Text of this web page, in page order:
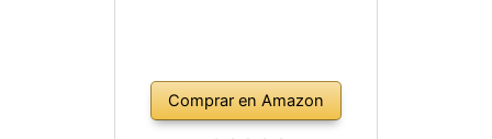
Comprar en Amazon